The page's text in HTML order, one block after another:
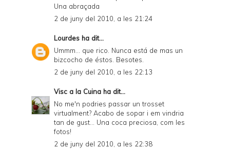
Una abraçada
2 de juny del 2010, a les 21:24
Lourdes ha dit...
Ummm... que rico. Nunca está de mas un
bizcocho de éstos. Besotes.
2 de juny del 2010, a les 22:13
Visc a la Cuina ha dit...
No me'n podries passar un trosset
virtualment? Acabo de sopar i em vindria
tan de gust... Una coca preciosa, com les
fotos!
2 de juny del 2010, a les 22:38